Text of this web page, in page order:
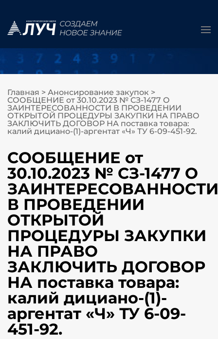
Главная > Анонсирование закупок >
СООБЩЕНИЕ от 30.10.2023 № СЗ-1477 О
ЗАИНТЕРЕСОВАННОСТИ В ПРОВЕДЕНИИ
ОТКРЫТОЙ ПРОЦЕДУРЫ ЗАКУПКИ НА ПРАВО
ЗАКЛЮЧИТЬ ДОГОВОР НА поставка товара:
калий дициано-(1)-аргентат «Ч» ТУ 6-09-451-92.
СООБЩЕНИЕ от
30.10.2023 № СЗ-1477 О
ЗАИНТЕРЕСОВАННОСТИ
В ПРОВЕДЕНИИ
ОТКРЫТОЙ
ПРОЦЕДУРЫ ЗАКУПКИ
НА ПРАВО
ЗАКЛЮЧИТЬ ДОГОВОР
НА поставка товара:
калий дициано-(1)-
аргентат «Ч» ТУ 6-09-
451-92.